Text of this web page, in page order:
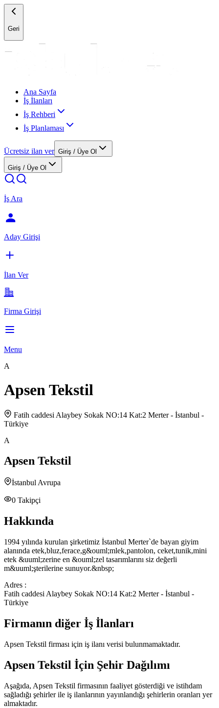
Geri
Ana Sayfa
İş İlanları
İş Rehberi
İş Planlaması
Ücretsiz ilan ver Giriş / Üye Ol
Giriş / Üye Ol
İş Ara
Aday Girişi
İlan Ver
Firma Girişi
Menu
A
Apsen Tekstil
Fatih caddesi Alaybey Sokak NO:14 Kat:2 Merter - İstanbul -
Türkiye
A
Apsen Tekstil
İstanbul Avrupa
0 Takipçi
Hakkında
1994 yılında kurulan şirketimiz İstanbul Merter`de bayan giyim
alanında etek,bluz,ferace,g&ouml;mlek,pantolon, ceket,tunik,mini
etek &uuml;zerine en &ouml;zel tasarımlarını siz değerli
m&uuml;şterilerine sunuyor.&nbsp;
Adres :
Fatih caddesi Alaybey Sokak NO:14 Kat:2 Merter - İstanbul -
Türkiye
Firmanın diğer İş İlanları
Apsen Tekstil firması için iş ilanı verisi bulunmamaktadır.
Apsen Tekstil İçin Şehir Dağılımı
Aşağıda, Apsen Tekstil firmasının faaliyet gösterdiği ve istihdam
sağladığı şehirler ile iş ilanlarının yayınlandığı şehirlerin oranları yer
almaktadır.